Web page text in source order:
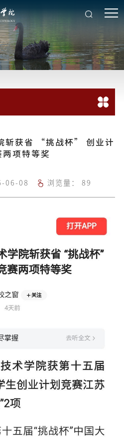
斩获省 “挑战杯” 创业计
两项特等奖
06-08 浏览量： 89